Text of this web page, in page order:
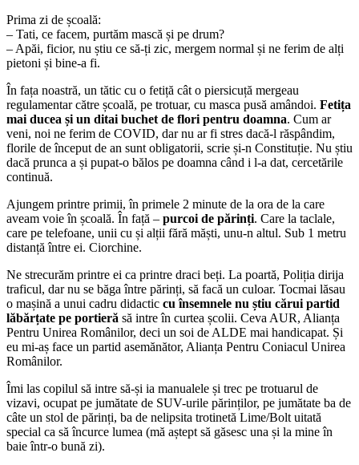
Prima zi de școală:
– Tati, ce facem, purtăm mască și pe drum?
– Apăi, ficior, nu știu ce să-ți zic, mergem normal și ne ferim de alți
pietoni și bine-a fi.
În fața noastră, un tătic cu o fetiță cât o piersicuță mergeau
regulamentar către școală, pe trotuar, cu masca pusă amândoi. Fetița
mai ducea și un ditai buchet de flori pentru doamna. Cum ar
veni, noi ne ferim de COVID, dar nu ar fi stres dacă-l răspândim,
florile de început de an sunt obligatorii, scrie și-n Constituție. Nu știu
dacă prunca a și pupat-o bălos pe doamna când i l-a dat, cercetările
continuă.
Ajungem printre primii, în primele 2 minute de la ora de la care
aveam voie în școală. În față – purcoi de părinți. Care la taclale,
care pe telefoane, unii cu și alții fără măști, unu-n altul. Sub 1 metru
distanță între ei. Ciorchine.
Ne strecurăm printre ei ca printre draci beți. La poartă, Poliția dirija
traficul, dar nu se băga între părinți, să facă un culoar. Tocmai lăsau
o mașină a unui cadru didactic cu însemnele nu știu cărui partid
lăbărțate pe portieră să intre în curtea școlii. Ceva AUR, Alianța
Pentru Unirea Românilor, deci un soi de ALDE mai handicapat. Și
eu mi-aș face un partid asemănător, Alianța Pentru Coniacul Unirea
Românilor.
Îmi las copilul să intre să-și ia manualele și trec pe trotuarul de
vizavi, ocupat pe jumătate de SUV-urile părinților, pe jumătate ba de
câte un stol de părinți, ba de nelipsita trotinetă Lime/Bolt uitată
special ca să încurce lumea (mă aștept să găsesc una și la mine în
baie într-o bună zi).